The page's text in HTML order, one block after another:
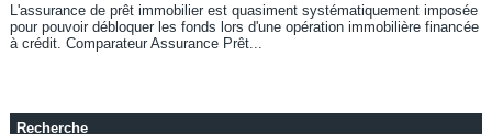
L'assurance de prêt immobilier est quasiment systématiquement imposée
pour pouvoir débloquer les fonds lors d'une opération immobilière financée
à crédit. Comparateur Assurance Prêt...
Recherche